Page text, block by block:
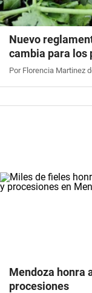
Nuevo
cambia para los
Por Florencia Martinez
Mendoza honra
procesiones